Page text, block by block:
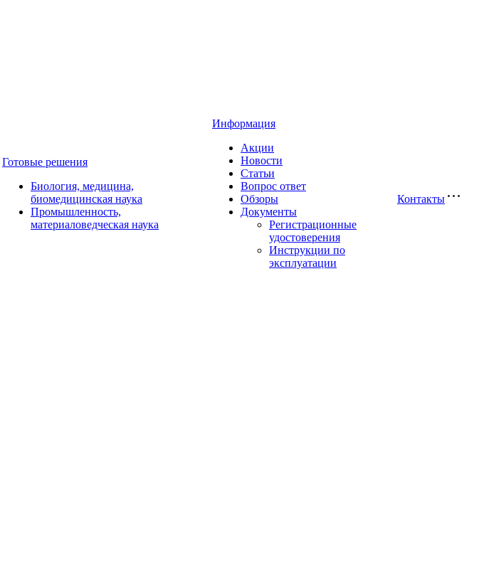
Готовые решения
Биология, медицина,
биомедицинская наука
Промышленность,
материаловедческая наука
Информация
Акции
Новости
Статьи
Вопрос ответ
Обзоры
Документы
Регистрационные
удостоверения
Инструкции по
эксплуатации
Контакты